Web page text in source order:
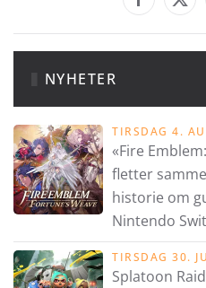
NYHETER
TIRSDAG 4.
«Fire
fletter
historie om
Nintendo
TIRSDAG 30.
Splatoon